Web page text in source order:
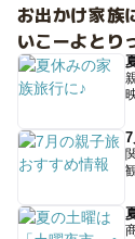
お出かけ家族
いこーよとり